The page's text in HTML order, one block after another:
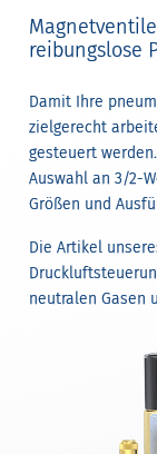
reibungslose
Damit Ihre
zielgerecht
gesteuert
Auswahl an 3/2-
Größen und
Die Artikel
neutralen Gasen